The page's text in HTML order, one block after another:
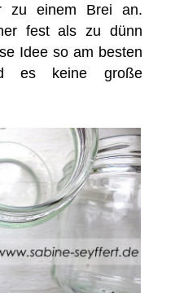
zu einem Brei an.
fest als zu dünn
Idee so am besten
es keine große